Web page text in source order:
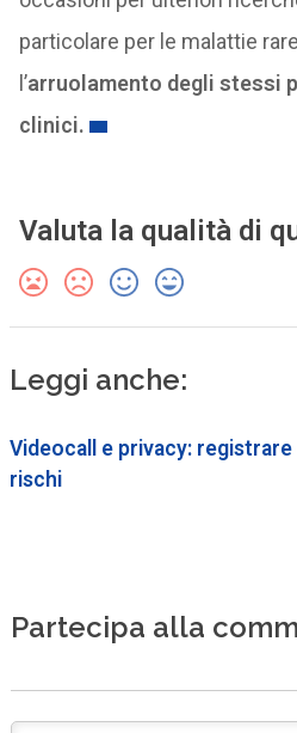
particolare per le malattie
l’arruolamento degli stessi
clinici.
Valuta la qualità di
Leggi anche:
Videocall e privacy:
rischi
Partecipa alla